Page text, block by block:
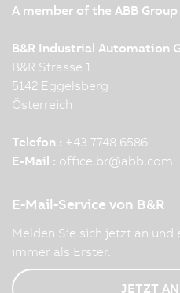
A member of the ABB Group
B&R Industrial Automation
B&R Strasse 1
5142 Eggelsberg
Österreich
Telefon : +43 7748 6586
E-Mail : office.br@abb.com
E-Mail-Service von B&R
Melden Sie sich jetzt an
immer als Erster.
JETZT